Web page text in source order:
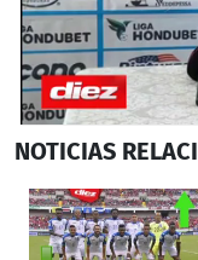
seconds
4
minutes,
20
seconds
NOTICIAS